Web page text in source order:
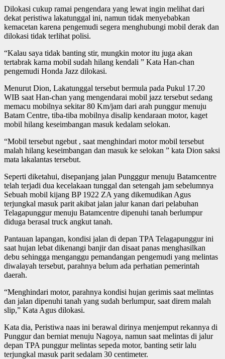
Dilokasi cukup ramai pengendara yang lewat ingin melihat dari
dekat peristiwa lakatunggal ini, namun tidak menyebabkan
kemacetan karena pengemudi segera menghubungi mobil derak dan
dilokasi tidak terlihat polisi.
“Kalau saya tidak banting stir, mungkin motor itu juga akan
tertabrak karna mobil sudah hilang kendali ” Kata Han-chan
pengemudi Honda Jazz dilokasi.
Menurut Dion, Lakatunggal tersebut bermula pada Pukul 17.20
WIB saat Han-chan yang mengendarai mobil jazz tersebut sedang
memacu mobilnya sekitar 80 Km/jam dari arah punggur menuju
Batam Centre, tiba-tiba mobilnya disalip kendaraan motor, kaget
mobil hilang keseimbangan masuk kedalam selokan.
“Mobil tersebut ngebut , saat menghindari motor mobil tersebut
malah hilang keseimbangan dan masuk ke selokan ” kata Dion saksi
mata lakalantas tersebut.
Seperti diketahui, disepanjang jalan Pungggur menuju Batamcentre
telah terjadi dua kecelakaan tunggal dan setengah jam sebelumnya
Sebuah mobil kijang BP 1922 ZA yang dikemudikan Agus
terjungkal masuk parit akibat jalan jalur kanan dari pelabuhan
Telagapunggur menuju Batamcentre dipenuhi tanah berlumpur
diduga berasal truck angkut tanah.
Pantauan lapangan, kondisi jalan di depan TPA Telagapunggur ini
saat hujan lebat dikenangi banjir dan disaat panas menghasilkan
debu sehingga menganggu pemandangan pengemudi yang melintas
diwalayah tersebut, parahnya belum ada perhatian pemerintah
daerah.
“Menghindari motor, parahnya kondisi hujan gerimis saat melintas
dan jalan dipenuhi tanah yang sudah berlumpur, saat direm malah
slip,” Kata Agus dilokasi.
Kata dia, Peristiwa naas ini berawal dirinya menjemput rekannya di
Punggur dan berniat menuju Nagoya, namun saat melintas di jalur
depan TPA punggur melintas sepeda motor, banting setir lalu
terjungkal masuk parit sedalam 30 centimeter.